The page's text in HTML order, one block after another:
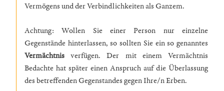
Vermögens und der Verbindlichkeiten als Ganzem.
Achtung: Wollen Sie einer Person nur einzelne
Gegenstände hinterlassen, so sollten Sie ein so genanntes
Vermächtnisverfügen. Der mit einem Vermächtnis
Bedachte hat später einen Anspruch auf die Überlassung
des betreffenden Gegenstandes gegen Ihre/n Erben.